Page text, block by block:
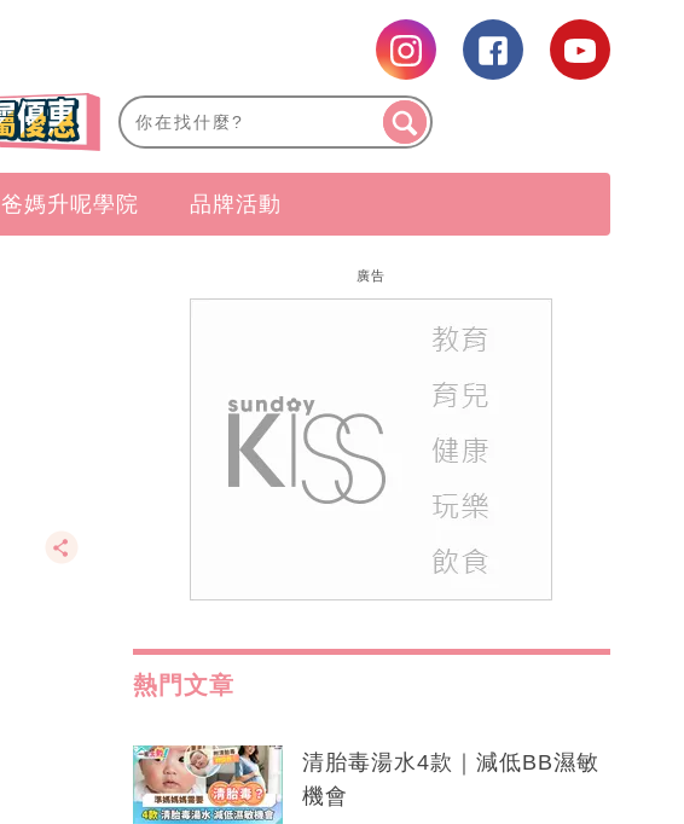
爸媽升呢學院 品牌活動
廣告
熱門文章
清胎毒湯水4款｜減低BB濕敏
機會